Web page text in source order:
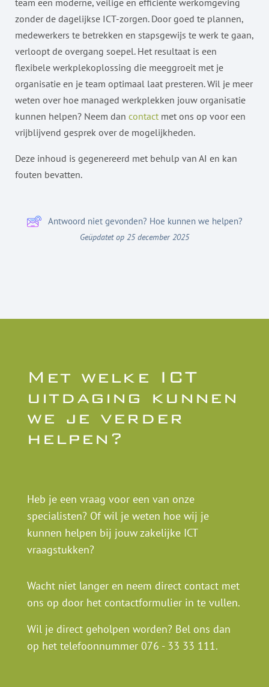
team een moderne, veilige en efficiënte werkomgeving
zonder de dagelijkse ICT-zorgen. Door goed te plannen,
medewerkers te betrekken en stapsgewijs te werk te gaan,
verloopt de overgang soepel. Het resultaat is een
flexibele werkplekoplossing die meeggroeit met je
organisatie en je team optimaal laat presteren. Wil je meer
weten over hoe managed werkplekken jouw organisatie
kunnen helpen? Neem dan contact met ons op voor een
vrijblijvend gesprek over de mogelijkheden.
Deze inhoud is gegenereerd met behulp van AI en kan
fouten bevatten.
Antwoord niet gevonden? Hoe kunnen we helpen?
Geüpdatet op 25 december 2025
Met welke ICT
uitdaging kunnen
we je verder
helpen?
Heb je een vraag voor een van onze
specialisten? Of wil je weten hoe wij je
kunnen helpen bij jouw zakelijke ICT
vraagstukken?
Wacht niet langer en neem direct contact met
ons op door het contactformulier in te vullen.
Wil je direct geholpen worden? Bel ons dan
op het telefoonnummer 076 - 33 33 111.